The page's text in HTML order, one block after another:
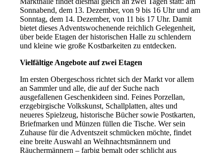
Sonnabend, dem 13. Dezember, von 9 bis 16 Uhr und am
Sonntag, dem 14. Dezember, von 11 bis 17 Uhr. Damit
bietet dieses Adventswochenende reichlich Gelegenheit,
über beide Etagen der historischen Halle zu schlendern
und kleine wie große Kostbarkeiten zu entdecken.
Vielfältige Angebote auf zwei Etagen
Im ersten Obergeschoss richtet sich der Markt vor allem
an Sammler und alle, die auf der Suche nach
ausgefallenen Geschenkideen sind. Feines Porzellan,
erzgebirgische Volkskunst, Schallplatten, altes und
neueres Spielzeug, historische Bücher sowie Postkarten,
Briefmarken und Münzen füllen die Tische. Wer sein
Zuhause für die Adventszeit schmücken möchte, findet
eine breite Auswahl an Weihnachtsmännern und
Räuchermännern – farbig bemalt oder schlicht aus